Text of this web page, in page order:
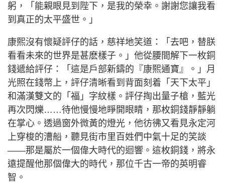
躬，「能親眼見到陛下，是我的榮幸。謝謝您讓我看
到真正的太平盛世。」
康熙沒有懷疑評仔的話，慈祥地笑道：「去吧，替朕
看看未來的世界是甚麽樣子。」他從腰間解下一枚銅
錢遞給評仔：「這是戶部新鑄的『康熙通寶』。」月
光照在錢幣上，評仔清晰看到背面刻着「天下太平」
和滿漢雙文的「福」字紋樣。評仔掏出量子槍，藍光
再次閃爍……待他慢慢地睜開眼睛，那枚銅錢靜靜躺
在掌心。透過窗外微黃的燈光，他彷彿又看見永定河
上穿梭的漕船，聽見街市里百姓們中氣十足的笑談
——那是屬於一個偉大時代的迴響。這枚銅錢，將永
遠提醒他那個偉大的時代，那位千古一帝的英明睿
智。